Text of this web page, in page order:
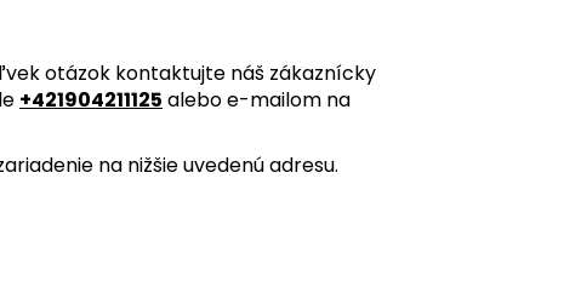
otázok kontaktujte náš zákaznícky
+421904211125 alebo e-mailom na
na nižšie uvedenú adresu.